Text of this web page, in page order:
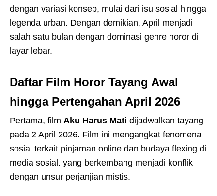
dengan variasi konsep, mulai dari isu sosial hingga
legenda urban. Dengan demikian, April menjadi
salah satu bulan dengan dominasi genre horor di
layar lebar.
Daftar Film Horor Tayang Awal
hingga Pertengahan April 2026
Pertama, film Aku Harus Mati dijadwalkan tayang
pada 2 April 2026. Film ini mengangkat fenomena
sosial terkait pinjaman online dan budaya flexing di
media sosial, yang berkembang menjadi konflik
dengan unsur perjanjian mistis.